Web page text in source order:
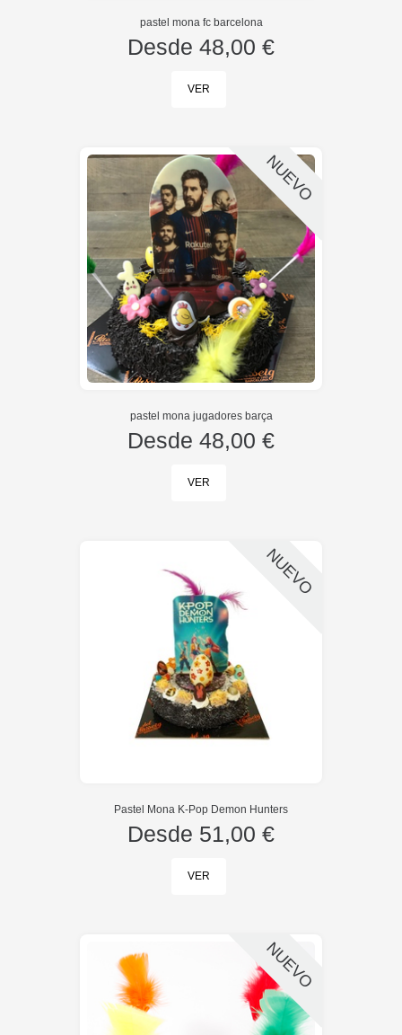
pastel mona fc barcelona
Desde 48,00 €
VER
NUEVO
pastel mona jugadores barça
Desde 48,00 €
VER
NUEVO
Pastel Mona K-Pop Demon Hunters
Desde 51,00 €
VER
NUEVO